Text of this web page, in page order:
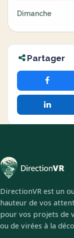
Dimanche
Partager
DirectionVR est un
hauteur de vos
pour vos projets de
ou de virées à la